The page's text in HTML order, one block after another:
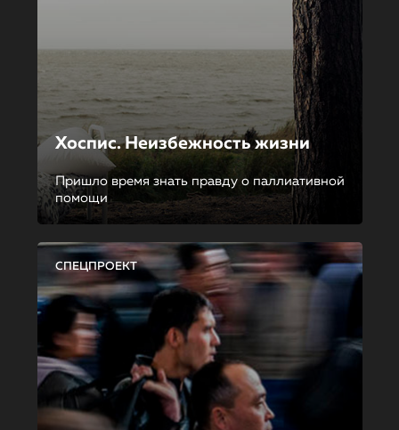
Хоспис. Неизбежность жизни
Пришло время знать правду о паллиативной
помощи
СПЕЦПРОЕКТ